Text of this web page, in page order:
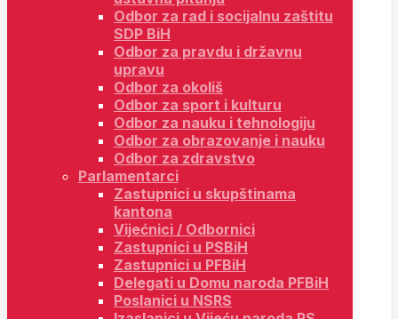
Odbor za rad i socijalnu zaštitu
SDP BiH
Odbor za pravdu i državnu
upravu
Odbor za okoliš
Odbor za sport i kulturu
Odbor za nauku i tehnologiju
Odbor za obrazovanje i nauku
Odbor za zdravstvo
Parlamentarci
Zastupnici u skupštinama
kantona
Vijećnici / Odbornici
Zastupnici u PSBiH
Zastupnici u PFBiH
Delegati u Domu naroda PFBiH
Poslanici u NSRS